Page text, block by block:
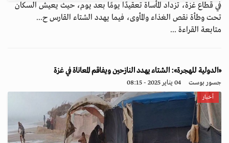
في قطاع غزة، تزداد المأساة تعقيدًا يومًا بعد يوم، حيث يعيش السكان
تحت وطأة نقص الغذاء والمأوى، فيما يهدد الشتاء القارس ح...
متابعة القراءة ...
«الدولية للهجرة»: الشتاء يهدد النازحين ويفاقم المعاناة في غزة
جسور بوست 04 يناير 2025 - 08:15
أخبار